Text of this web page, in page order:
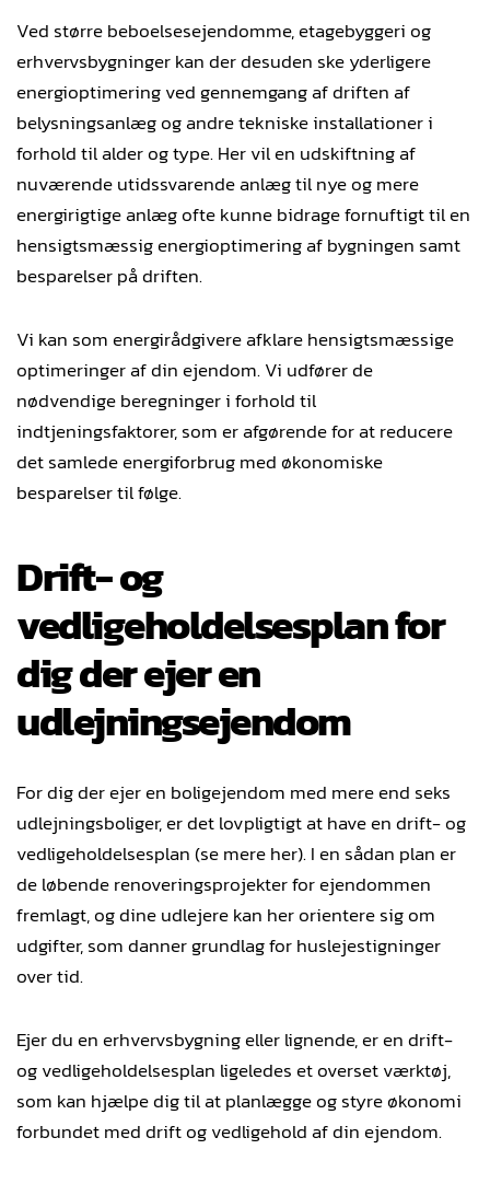
Ved større beboelsesejendomme, etagebyggeri og
erhvervsbygninger kan der desuden ske yderligere
energioptimering ved gennemgang af driften af
belysningsanlæg og andre tekniske installationer i
forhold til alder og type. Her vil en udskiftning af
nuværende utidssvarende anlæg til nye og mere
energirigtige anlæg ofte kunne bidrage fornuftigt til en
hensigtsmæssig energioptimering af bygningen samt
besparelser på driften.
Vi kan som energirådgivere afklare hensigtsmæssige
optimeringer af din ejendom. Vi udfører de
nødvendige beregninger i forhold til
indtjeningsfaktorer, som er afgørende for at reducere
det samlede energiforbrug med økonomiske
besparelser til følge.
Drift- og
vedligeholdelsesplan for
dig der ejer en
udlejningsejendom
For dig der ejer en boligejendom med mere end seks
udlejningsboliger, er det lovpligtigt at have en drift- og
vedligeholdelsesplan (se mere her). I en sådan plan er
de løbende renoveringsprojekter for ejendommen
fremlagt, og dine udlejere kan her orientere sig om
udgifter, som danner grundlag for huslejestigninger
over tid.
Ejer du en erhvervsbygning eller lignende, er en drift-
og vedligeholdelsesplan ligeledes et overset værktøj,
som kan hjælpe dig til at planlægge og styre økonomi
forbundet med drift og vedligehold af din ejendom.